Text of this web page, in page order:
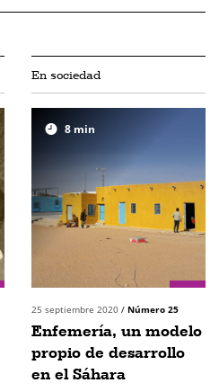
En sociedad
8 min
25 septiembre 2020 / Número 25
Enfemería, un modelo
propio de desarrollo
en el Sáhara